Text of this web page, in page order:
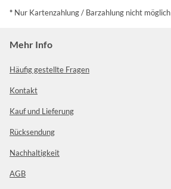
* Nur Kartenzahlung / Barzahlung nicht möglich
Mehr Info
Häufig gestellte Fragen
Kontakt
Kauf und Lieferung
Rücksendung
Nachhaltigkeit
AGB